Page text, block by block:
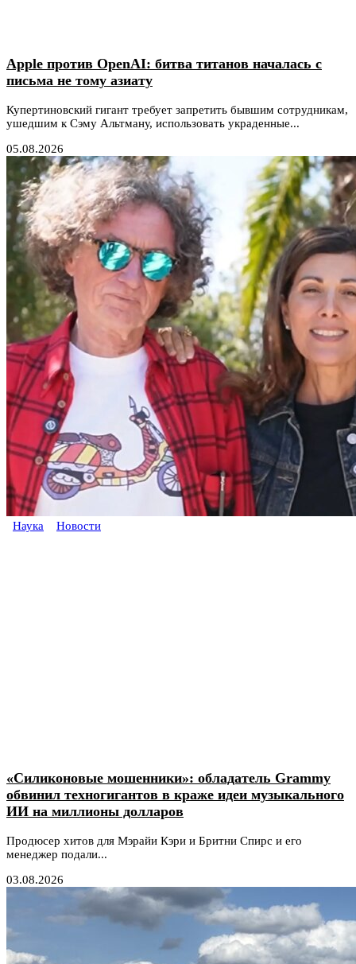
Apple против OpenAI: битва титанов началась с
письма не тому азиату
Купертиновский гигант требует запретить бывшим сотрудникам,
ушедшим к Сэму Альтману, использовать украденные...
05.08.2026
Наука Новости
«Силиконовые мошенники»: обладатель Grammy
обвинил техногигантов в краже идеи музыкального
ИИ на миллионы долларов
Продюсер хитов для Мэрайи Кэри и Бритни Спирс и его
менеджер подали...
03.08.2026